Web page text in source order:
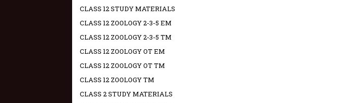
CLASS 12 STUDY MATERIALS
CLASS 12 ZOOLOGY 2-3-5 EM
CLASS 12 ZOOLOGY 2-3-5 TM
CLASS 12 ZOOLOGY OT EM
CLASS 12 ZOOLOGY OT TM
CLASS 12 ZOOLOGY TM
CLASS 2 STUDY MATERIALS